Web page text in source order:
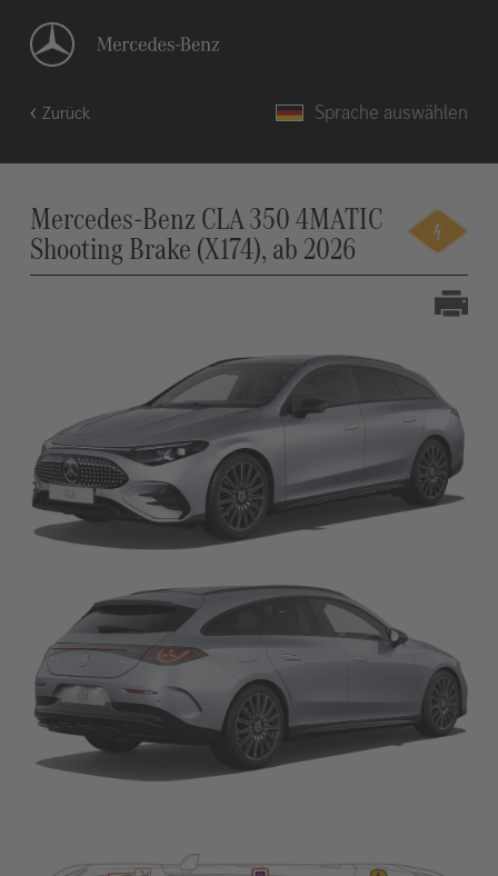
Zurück Sprache auswählen
Mercedes-Benz CLA 350 4MATIC
Shooting Brake (X174), ab 2026